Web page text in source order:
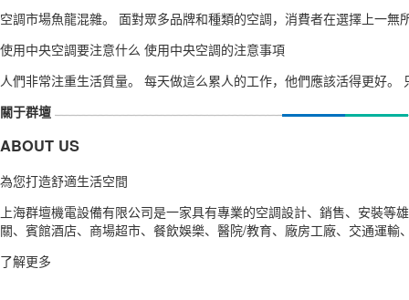
空調市場魚龍混雜。 面對眾多品牌和種類的空調，消費者在選擇上一
使用中央空調要注意什么 使用中央空調的注意事項
人們非常注重生活質量。 每天做這么累人的工作，他們應該活得更好
關于群壇
ABOUT US
為您打造舒適生活空間
上海群壇機電設備有限公司是一家具有專業的空調設計、銷售、安裝
關、賓館酒店、商場超市、餐飲娛樂、醫院/教育、廠房工廠、交通運
了解更多